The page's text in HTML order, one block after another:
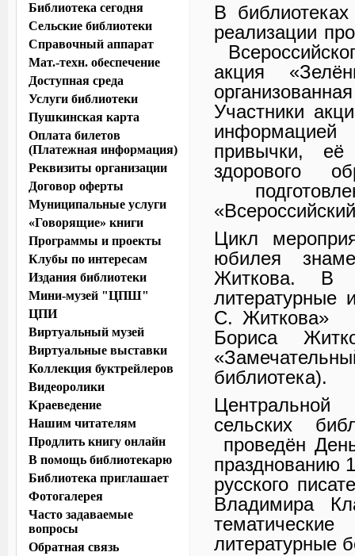
В
реализации
акция
Участники
информацией
привычки,
здорового
Цикл
юбилея
Житкова. В
литературные
С. Житкова»
Бориса
библиотека).
сельских
проведён
празднованию
русского
Владимира
литературные
Библиотека сегодня
Сельские библиотеки
Справочный аппарат
Мат.-техн. обеспечение
Доступная среда
Услуги библиотеки
Пушкинская карта
Оплата билетов
(Платежная информация)
Реквизиты организации
Договор оферты
Муниципальные услуги
«Говорящие» книги
Программы и проекты
Клубы по интересам
Издания библиотеки
Мини-музей "ЦПШ"
ЦПИ
Виртуальный музей
Виртуальные выставки
Коллекция буктрейлеров
Видеоролики
Краеведение
Нашим читателям
Продлить книгу онлайн
В помощь библиотекарю
Библиотека приглашает
Фотогалерея
Часто задаваемые
вопросы
Обратная связь